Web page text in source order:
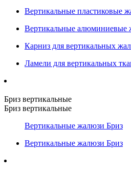
Вертикальные пластиковые
Вертикальные алюминиевые
Карниз для вертикальных
Ламели для вертикальных
Бриз вертикальные
Бриз вертикальные
Вертикальные жалюзи Бриз
Вертикальные жалюзи Бриз